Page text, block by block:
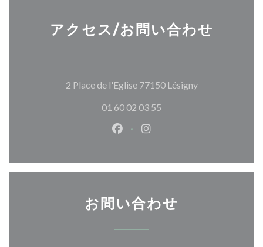
アクセス/お問い合わせ
2 Place de l'Eglise 77150 Lésigny((新しいウィン
01 60 02 03 55
Facebook ((新しいウィンドウ
Instagram ((新しいウィ
お問い合わせ